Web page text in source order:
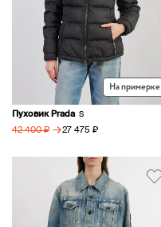
На примерке
Пуховик Prada S
42 400 ₽ → 27 475 ₽